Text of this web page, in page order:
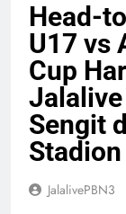
Head-
U17 vs
Cup
Sengit
Stadion
JalalivePBN3